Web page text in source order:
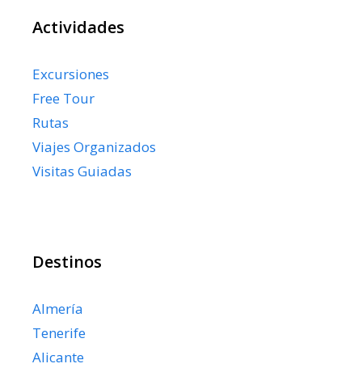
Actividades
Excursiones
Free Tour
Rutas
Viajes Organizados
Visitas Guiadas
Destinos
Almería
Tenerife
Alicante